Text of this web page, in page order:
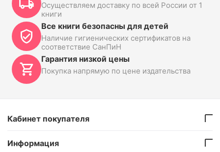
Осуществляем доставку по всей России от 1
книги
Все книги безопасны для детей
Наличие гигиенических сертификатов на
соответствие СанПиН
Гарантия низкой цены
Покупка напрямую по цене издательства
Кабинет покупателя
Информация